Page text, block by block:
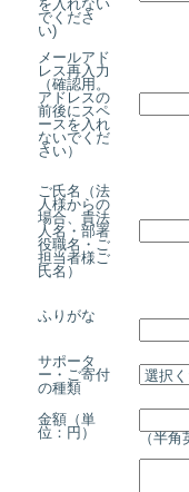
を入れない
でくださ
い)
メールアド
レス再入力
（確認用。
アドレスの
前後にスペ
ースを入れ
ないでくだ
さい）
ご氏名（法
人様からの
場合、貴法
人名・部署
役職名・ご
担当者様ご
氏名）
ふりがな
サポータ
ー・ご寄付
の種類
金額（単
位：円）
（半